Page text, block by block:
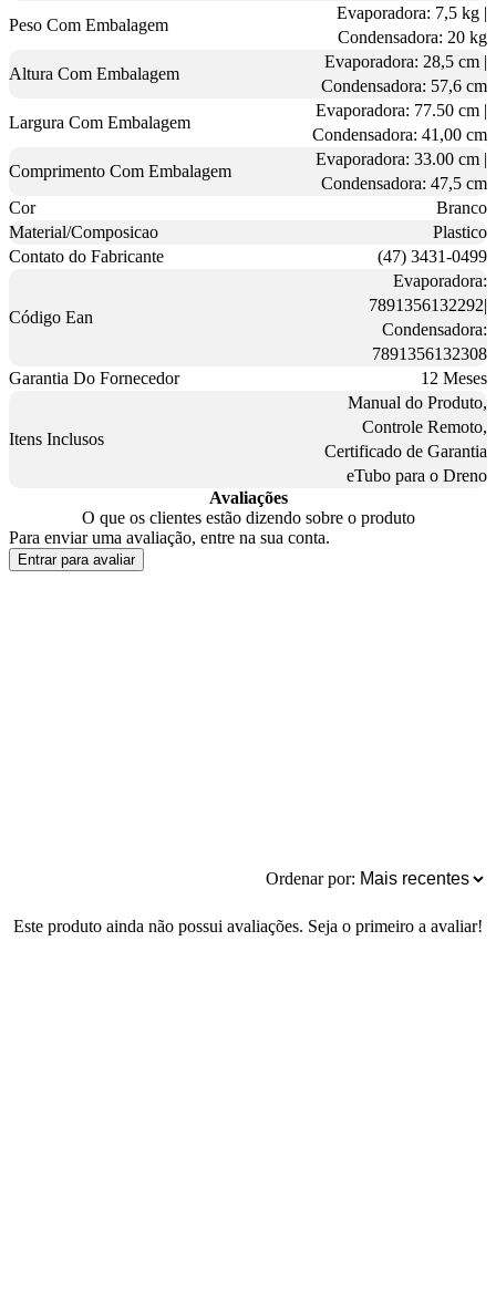
Peso Com Embalagem
Evaporadora: 7,5 kg |
Condensadora: 20 kg
Altura Com Embalagem
Evaporadora: 28,5 cm |
Condensadora: 57,6 cm
Largura Com Embalagem
Evaporadora: 77.50 cm |
Condensadora: 41,00 cm
Comprimento Com Embalagem
Evaporadora: 33.00 cm |
Condensadora: 47,5 cm
Cor
Branco
Material/Composicao
Plastico
Contato do Fabricante
(47) 3431-0499
Código Ean
Evaporadora:
7891356132292|
Condensadora:
7891356132308
Garantia Do Fornecedor
12 Meses
Itens Inclusos
Manual do Produto,
Controle Remoto,
Certificado de Garantia
eTubo para o Dreno
Avaliações
O que os clientes estão dizendo sobre o produto
Para enviar uma avaliação, entre na sua conta.
Entrar para avaliar
Ordenar por:
Este produto ainda não possui avaliações. Seja o primeiro a avaliar!